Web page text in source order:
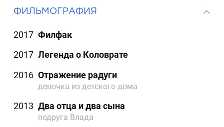
ФИЛЬМОГРАФИЯ
2017 Филфак
2017 Легенда о Коловрате
2016 Отражение радуги
девочка из детского дома
2013 Два отца и два сына
подруга Влада